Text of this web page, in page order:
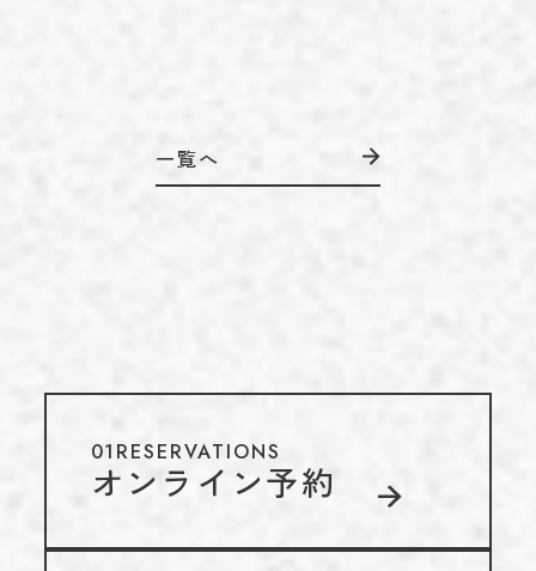
一覧へ
01 RESERVATIONS
オンライン予約